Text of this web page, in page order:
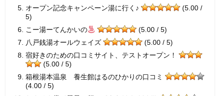
オープン記念キャンペーン湯に行く♪
(5.00 /
5)
こー湯ーてんかいの
(5.00 / 5)
八戸銭湯オールウェイズ
(5.00 / 5)
宿好きのための口コミサイト、テストオープン！
(5.00 / 5)
箱根湯本温泉 養生館はるのひかりの口コミ
(4.00 / 5)